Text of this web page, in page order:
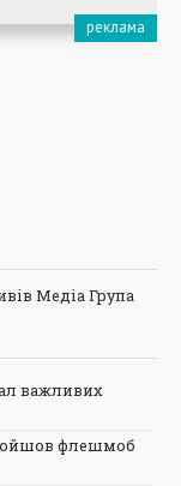
Медіа Група
важливих
флешмоб